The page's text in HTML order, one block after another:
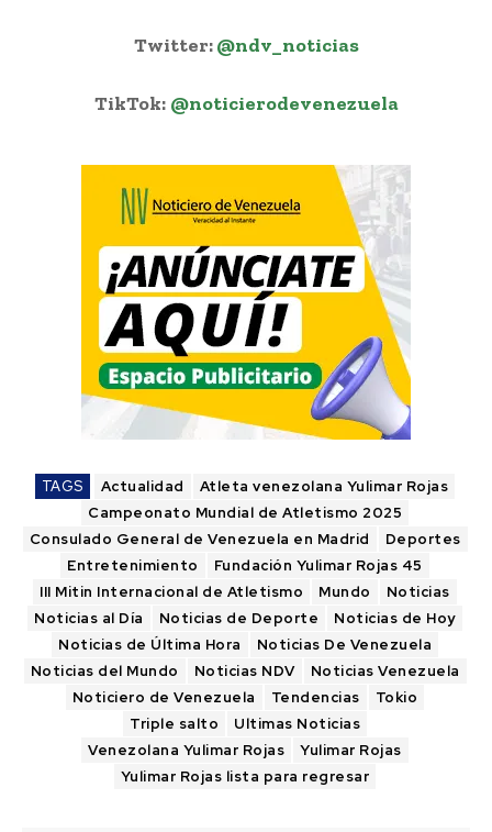
Twitter:@ndv_noticias
TikTok: @noticierodevenezuela
TAGS Actualidad
Atleta venezolana Yulimar Rojas
Campeonato Mundial de Atletismo 2025
Consulado General de Venezuela en Madrid
Deportes
Entretenimiento
Fundación Yulimar Rojas 45
III Mitin Internacional de Atletismo
Mundo
Noticias
Noticias al Día
Noticias de Deporte
Noticias de Hoy
Noticias de Última Hora
Noticias De Venezuela
Noticias del Mundo
Noticias NDV
Noticias Venezuela
Noticiero de Venezuela
Tendencias
Tokio
Triple salto
Ultimas Noticias
Venezolana Yulimar Rojas
Yulimar Rojas
Yulimar Rojas lista para regresar